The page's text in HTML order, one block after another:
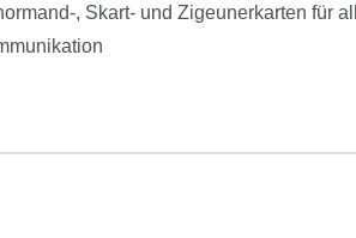
, Skart- und Zigeunerkarten für